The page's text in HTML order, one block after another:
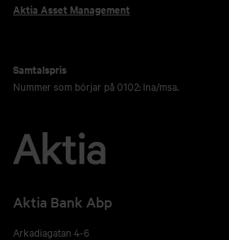
Aktia Asset Management
Samtalspris
Nummer som börjar på 0102: lna/msa.
Aktia Bank Abp
Arkadiagatan 4-6